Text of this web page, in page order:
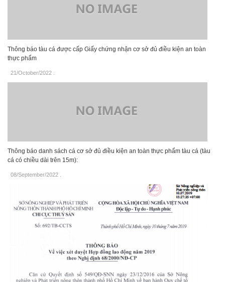
Thông báo tàu cá được cấp Giấy chứng nhận cơ sở đủ điều kiện an toàn
thực phẩm
21/October/2022
Thông báo danh sách cá cơ sở đủ điều kiện an toàn thực phẩm tàu cá (tàu
cá có chiều dài trên 15m):
08/September/2022